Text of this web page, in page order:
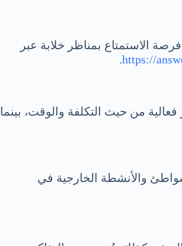
الاستمتاع بمناظر خلابة عبر
https://
.
من حيث التكلفة والوقت، بينما
والأنشطة الخارجية في